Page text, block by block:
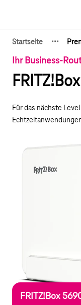
Startseite ···
Ihr Business-
Für das nächste
FRITZ!Box